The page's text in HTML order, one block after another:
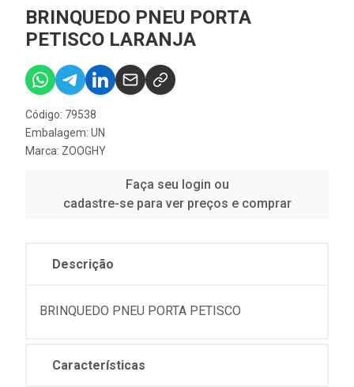
BRINQUEDO PNEU PORTA
PETISCO LARANJA
Código: 79538
Embalagem: UN
Marca: ZOOGHY
Faça seu login ou
cadastre-se para ver preços e comprar
Descrição
BRINQUEDO PNEU PORTA PETISCO
Características